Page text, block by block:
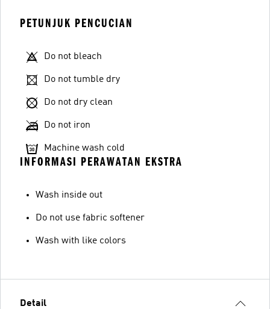
PETUNJUK PENCUCIAN
Do not bleach
Do not tumble dry
Do not dry clean
Do not iron
Machine wash cold
INFORMASI PERAWATAN EKSTRA
Wash inside out
Do not use fabric softener
Wash with like colors
Detail